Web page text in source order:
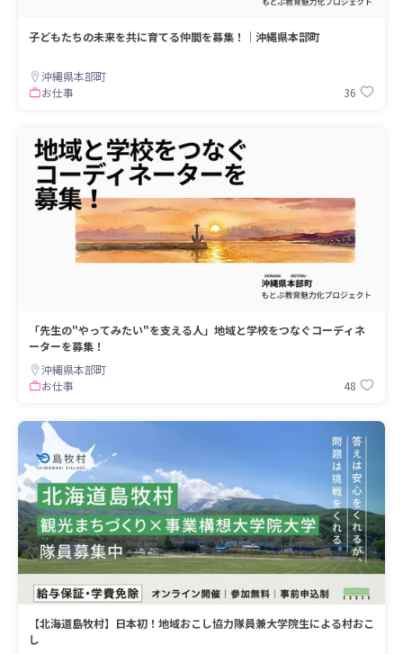
子どもたちの未来を共に育てる仲間を募集！｜沖縄県本部町
沖縄県本部町
お仕事
36
「先生の"やってみたい"を支える人」地域と学校をつなぐコーディネ
ーターを募集！
沖縄県本部町
お仕事
48
【北海道島牧村】日本初！地域おこし協力隊員兼大学院生による村おこ
し